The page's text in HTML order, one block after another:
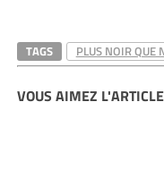
TAGS PLUS NOIR QUE
VOUS AIMEZ